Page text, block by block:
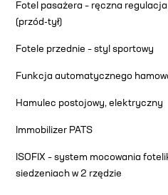
Fotel pasażera – ręczna
(przód-tył)
Fotele przednie – styl sportowy
Funkcja automatycznego
Hamulec postojowy, elektryczny
Immobilizer PATS
ISOFIX – system mocowania
siedzeniach w 2 rzędzie